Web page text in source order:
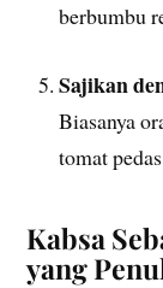
berbumbu
Sajikan
Biasanya
tomat
Kabsa
yang